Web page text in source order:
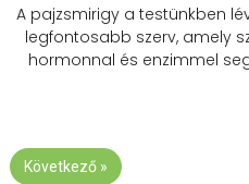
A pajzsmirigy a testünkben
legfontosabb szerv, amely
hormonnal és enzimmel
Következő »